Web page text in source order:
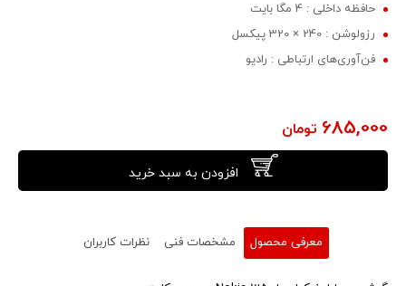
حافظه داخلی : 4 مگا بایت
رزولوشن : 240 × 320 پیکسل
فن‌آوری‌های ارتباطی : رادیو
685,000 تومان
معرفی محصول مشخصات فنی نظرات کاربران